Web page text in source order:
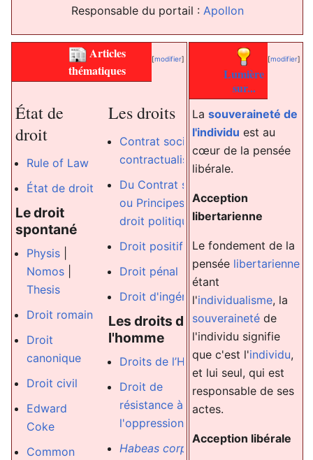
Responsable du portail : Apollon
[modifier]
Articles
thématiques
État de
droit
Rule of Law
État de droit
Le droit
spontané
Physis
Nomos
Thesis
Droit romain
Droit
canonique
Droit civil
Edward
Coke
Common
Les droits
Contrat social
contractualisme
Du Contrat social
ou Principes du
droit politique
Droit positif
Droit pénal
Droit d'ingérence
Les droits de
l'homme
Droits de l’Homme
Droit de
résistance à
l'oppression
Habeas corpus
Lesfaux
Acquis
privilèges
parasitisme
Avortement
Marxisme
Marx
Droit de
Salaire
minimum
Droits
[modifier]
Lumière
sur...
La souveraineté de
l'individu est au
cœur de la pensée
libérale.
Acception
libertarienne
Le fondement de la
pensée libertarienne
étant
l'individualisme, la
souverainetéde
l'individu signifie
que c'est l'individu,
et lui seul, qui est
responsable de ses
actes.
Acception libérale